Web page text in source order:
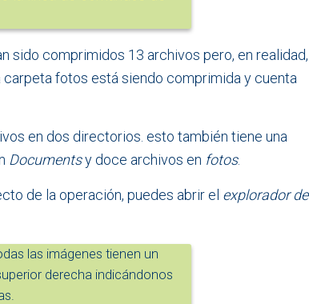
sido comprimidos 13 archivos pero, en realidad,
fotos está siendo comprimida y cuenta
en dos directorios. esto también tiene una
Documentsy doce archivos en fotos.
de la operación, puedes abrir el explorador de
las imágenes tienen un
derecha indicándonos